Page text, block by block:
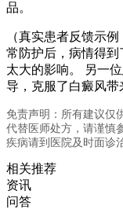
品。
（真实患者反馈示
常防护后，病情得到
太大的影响。 另一
导，克服了白癜风带
免责声明：所有建议仅
代替医师处方，请谨慎
疾病请到医院及时面诊
相关推荐
资讯
问答